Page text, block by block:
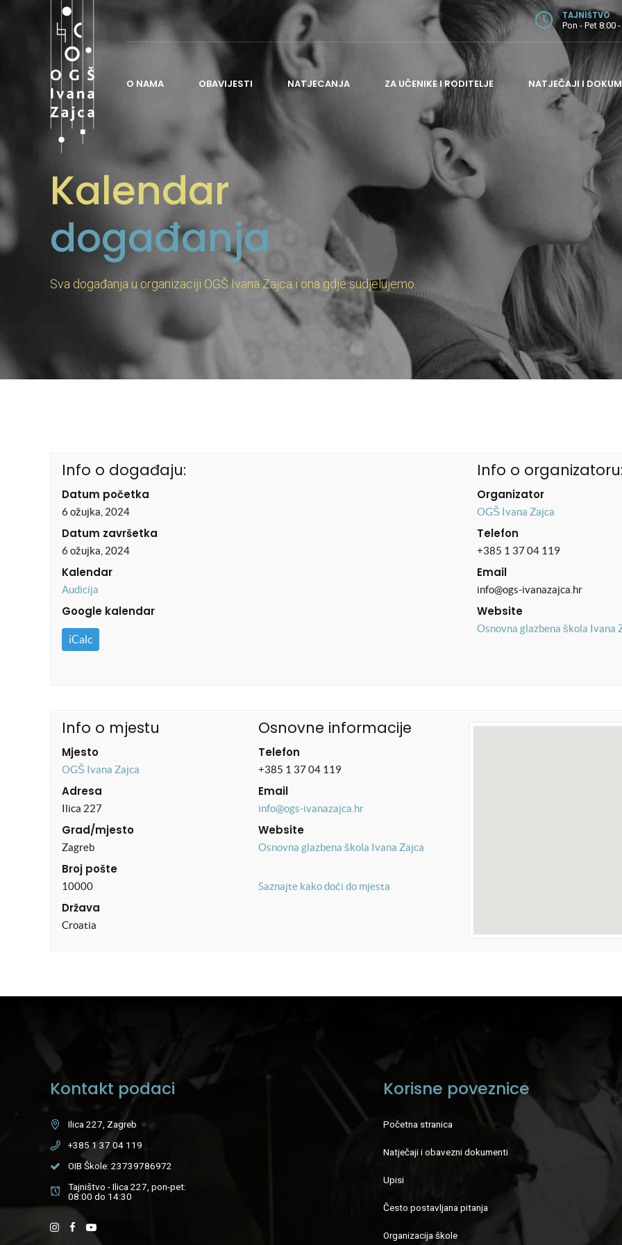
TAJNIŠTVO
Pon - Pet 8:00
O NAMA
NASTAVA
ORGANIZACIJA ŠKOLE
ČESTO POSTAVLJANA PITANJA
ŠKOLSKI ODBOR
ODJEL ZA HARMONIKU I PUHAČE
ODJEL ZA KLAVIR
ADMINISTRATIVNI I POMOĆNI POSLOVI
OBAVIJESTI NATJECANJA ZA UČENIKE I RODITELJE NATJEČAJI I
Kalendar
događanja
Sva događanja u organizaciji OGŠ Ivana Zajca i ona gdje sudjelujemo.
Info o događaju:
Datum početka
6 ožujka, 2024
Datum završetka
6 ožujka, 2024
Kalendar
Audicija
Google kalendar
iCalc
Info o
Organizator
OGŠ Ivana Zajca
Telefon
+385 1 37 04 119
Email
info@ogs-ivanazajca.hr
Website
Osnovna glazbena škola Ivana
Info o mjestu
Mjesto
OGŠ Ivana Zajca
Adresa
Ilica 227
Grad/mjesto
Zagreb
Broj pošte
10000
Država
Croatia
Osnovne informacije
Telefon
+385 1 37 04 119
Email
info@ogs-ivanazajca.hr
Website
Osnovna glazbena škola Ivana Zajca
Saznajte kako doći do mjesta
Kontakt podaci
Ilica 227, Zagreb
+385 1 37 04 119
OIB Škole: 23739786972
Tajništvo - Ilica 227, pon-pet:
08:00 do 14:30
Korisne poveznice
Početna stranica
Natječaji i obavezni dokumenti
Upisi
Često postavljana pitanja
Organizacija škole